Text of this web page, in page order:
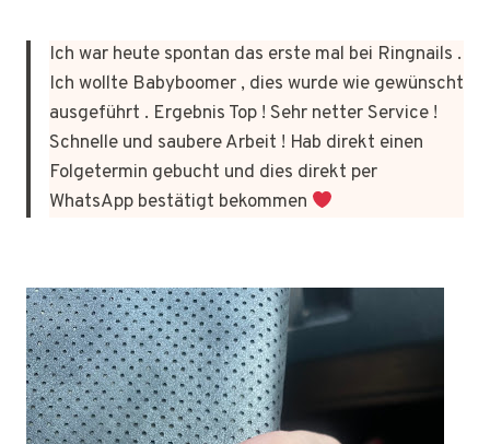
Ich war heute spontan das erste mal bei Ringnails .
Ich wollte Babyboomer , dies wurde wie gewünscht
ausgeführt . Ergebnis Top ! Sehr netter Service !
Schnelle und saubere Arbeit ! Hab direkt einen
Folgetermin gebucht und dies direkt per
WhatsApp bestätigt bekommen